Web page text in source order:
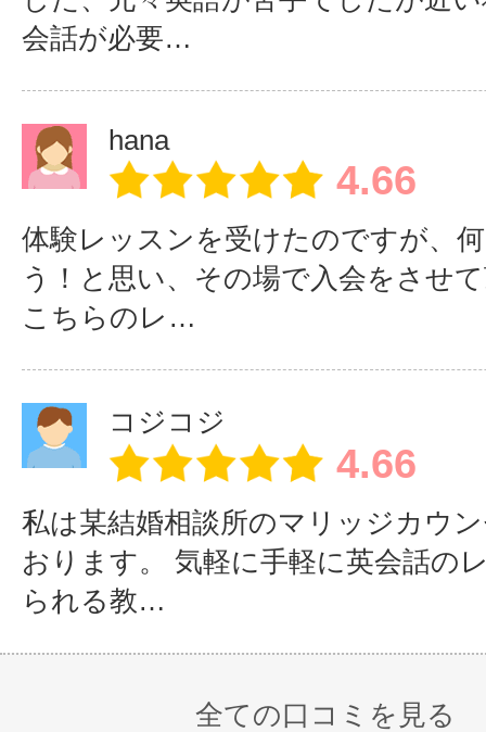
とてもアットホ
す。
のペースで進め
る
アットホームな雰囲気の中、楽
しょう！
仕事帰りにも学ぶ事が出来っち
仕事帰りに少しずつ！なんて学び
あなたのライフスタイルにあわせ
しんでください。まずは体験で雰
くださいね！
会話が必要…
hana
4.66
体験レッスンを受けたのですが、
う！と思い、その場で入会をさせ
こちらのレ…
コジコジ
4.66
私は某結婚相談所のマリッジカウ
おります。 気軽に手軽に英会話の
られる教…
全ての口コミを見る